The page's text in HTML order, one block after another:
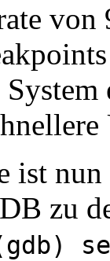
von
ist
zu